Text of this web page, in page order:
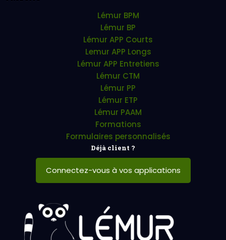
Lémur BPM
Lémur BP
Lémur APP Courts
Lemur APP Longs
Lémur APP Entretiens
Lémur CTM
Lémur PP
Lémur ETP
Lémur PAAM
Formations
Formulaires personnalisés
Déjà client ?
Connectez-vous à vos applications